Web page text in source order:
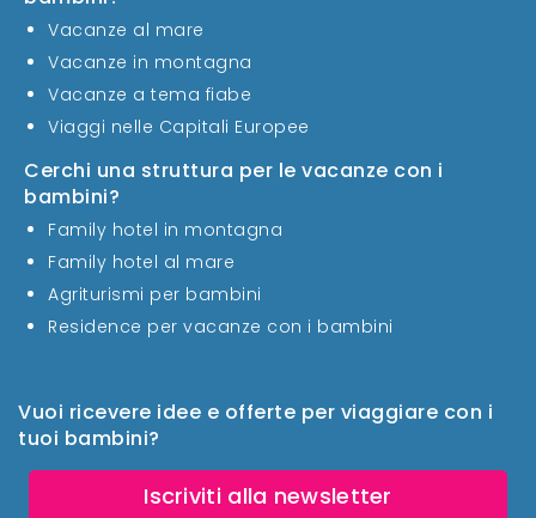
Vuoi ricevere idee e offerte per viaggiare con i
tuoi bambini?
Iscriviti alla newsletter
Vacanze al mare
Vacanze in montagna
Vacanze a tema fiabe
Viaggi nelle Capitali Europee
Cerchi una struttura per le vacanze con i
bambini?
Family hotel in montagna
Family hotel al mare
Agriturismi per bambini
Residence per vacanze con i bambini